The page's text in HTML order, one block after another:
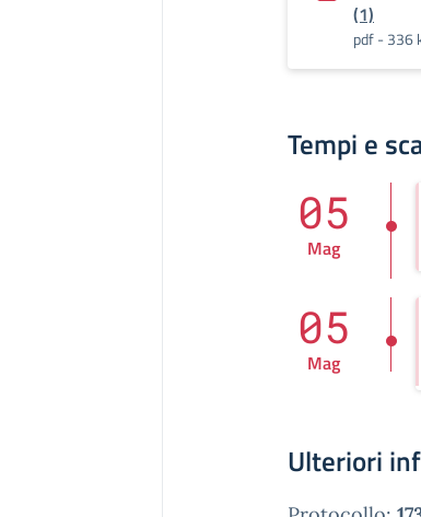
(1)
pdf - 336
Tempi e
05
Mag
05
Mag
Ulteriori